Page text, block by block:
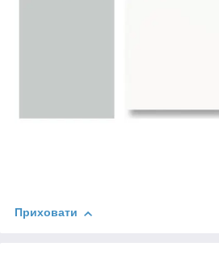
Приховати